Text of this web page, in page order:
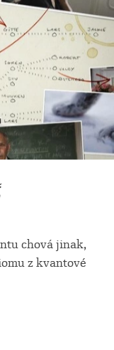
chová jinak,
z kvantové